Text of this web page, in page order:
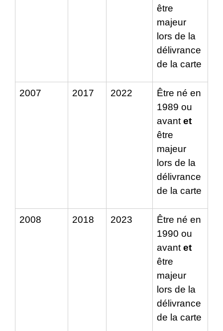
être
majeur
lors de la
délivrance
de la carte
2007 2017 2022
Être né en
1989 ou
avant et
être
majeur
lors de la
délivrance
de la carte
2008 2018 2023
Être né en
1990 ou
avant et
être
majeur
lors de la
délivrance
de la carte